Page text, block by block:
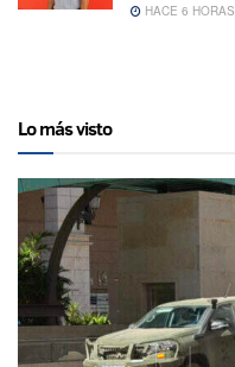
HACE 6 HORAS
Lo más visto